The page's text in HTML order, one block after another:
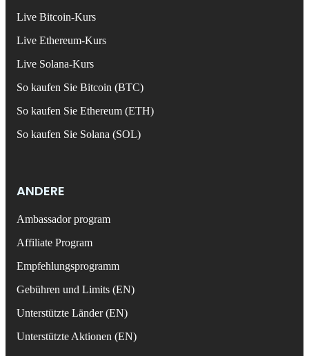
Live Bitcoin-Kurs
Live Ethereum-Kurs
Live Solana-Kurs
So kaufen Sie Bitcoin (BTC)
So kaufen Sie Ethereum (ETH)
So kaufen Sie Solana (SOL)
ANDERE
Ambassador program
Affiliate Program
Empfehlungsprogramm
Gebühren und Limits (EN)
Unterstützte Länder (EN)
Unterstützte Aktionen (EN)